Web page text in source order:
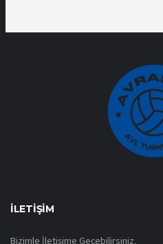
İLETIŞIM
Bizimle İletişime Geçebilirsiniz.